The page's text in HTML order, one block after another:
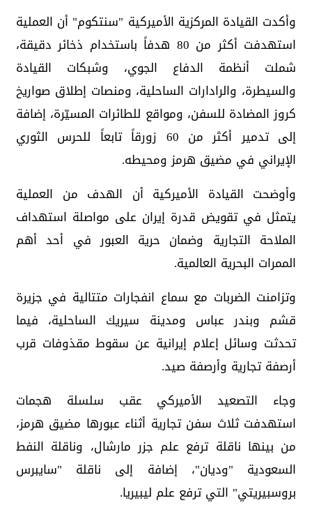
وأكدت القيادة المركزية الأميركية "سنتكوم" أن العملية
استهدفت أكثر من 80 هدفاً باستخدام ذخائر دقيقة،
شملت أنظمة الدفاع الجوي، وشبكات القيادة
والسيطرة، والرادارات الساحلية، ومنصات إطلاق صواريخ
كروز المضادة للسفن، ومواقع للطائرات المسيّرة، إضافة
إلى تدمير أكثر من 60 زورقاً تابعاً للحرس الثوري
الإيراني في مضيق هرمز ومحيطه.
وأوضحت القيادة الأميركية أن الهدف من العملية
يتمثل في تقويض قدرة إيران على مواصلة استهداف
الملاحة التجارية وضمان حرية العبور في أحد أهم
الممرات البحرية العالمية.
وتزامنت الضربات مع سماع انفجارات متتالية في جزيرة
قشم وبندر عباس ومدينة سيريك الساحلية، فيما
تحدثت وسائل إعلام إيرانية عن سقوط مقذوفات قرب
أرصفة تجارية وأرصفة صيد.
وجاء التصعيد الأميركي عقب سلسلة هجمات
استهدفت ثلاث سفن تجارية أثناء عبورها مضيق هرمز،
من بينها ناقلة ترفع علم جزر مارشال، وناقلة النفط
السعودية "وديان"، إضافة إلى ناقلة "سايبرس
بروسبيريتي" التي ترفع علم ليبيريا.